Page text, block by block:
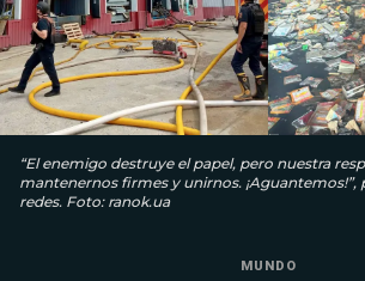
“El enemigo destruye el papel, pero nuestra
mantenernos firmes y unirnos. ¡Aguantemos!”,
redes. Foto: ranok.ua
MUNDO